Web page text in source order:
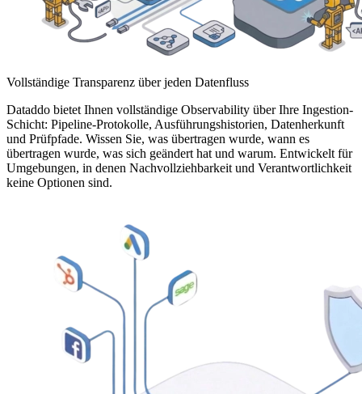
Vollständige Transparenz über jeden Datenfluss
Dataddo bietet Ihnen vollständige Observability über Ihre Ingestion-
Schicht: Pipeline-Protokolle, Ausführungshistorien, Datenherkunft
und Prüfpfade. Wissen Sie, was übertragen wurde, wann es
übertragen wurde, was sich geändert hat und warum. Entwickelt für
Umgebungen, in denen Nachvollziehbarkeit und Verantwortlichkeit
keine Optionen sind.